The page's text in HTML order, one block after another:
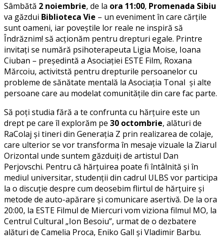
Sâmbătă 2 noiembrie, de la ora 11:00, Promenada Sibiu
va găzdui Biblioteca Vie – un eveniment în care cărțile
sunt oameni, iar poveștile lor reale ne inspiră să
Îndrăznim! să acționăm pentru drepturi egale. Printre
invitați se numără psihoterapeuta Ligia Moise, Ioana
Ciuban – președintă a Asociației ESTE Film, Roxana
Mărcoiu, activitstă pentru drepturile persoanelor cu
probleme de sănătate mentală la Asociația Tonal și alte
persoane care au modelat comunitățile din care fac parte.
Să poți studia fără a te confrunta cu hărțuire este un
drept pe care îl explorăm pe 30 octombrie, alături de
RaColaj și tineri din Generația Z prin realizarea de colaje,
care ulterior se vor transforma în mesaje vizuale la Ziarul
Orizontal unde suntem găzduiți de artistul Dan
Perjovschi. Pentru că hărțuirea poate fi întâlnită și în
mediul universitar, studenții din cadrul ULBS vor participa
la o discuție despre cum deosebim flirtul de hărțuire și
metode de auto-apărare și comunicare asertivă. De la ora
20:00, la ESTE Filmul de Miercuri vom viziona filmul MO, la
Centrul Cultural „Ion Besoiu”, urmat de o dezbatere
alături de Camelia Proca, Eniko Gall și Vladimir Barbu.